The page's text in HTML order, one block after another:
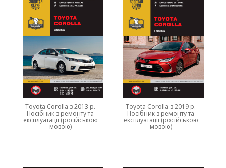
Toyota Corolla з 2013 р.
Посібник з ремонту та
експлуатації (російською
мовою)
Toyota Corolla з 2019 р.
Посібник з ремонту та
експлуатації (російською
мовою)